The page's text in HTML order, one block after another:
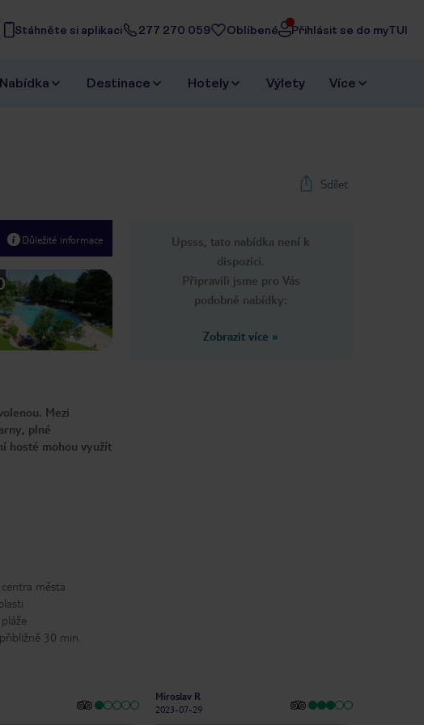
Stáhněte si aplikaci 277 270 059 Oblíbené Přihlásit se do myTUI
Destinace Hotely Výlety Více
Sdílet
Upsss, tato nabídka není k
dispozici.
Připravili jsme pro Vás
podobné nabídky:
Zobrazit více »
Důležité informace
Next slide
1/ 16
Mezi
plné
hosté mohou využít
města
30 min.
Miroslav R
2023-07-29